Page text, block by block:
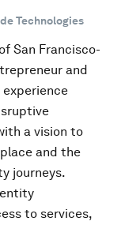
Technologies
San Francisco-
and
a vision to
and the
journeys.
to services,